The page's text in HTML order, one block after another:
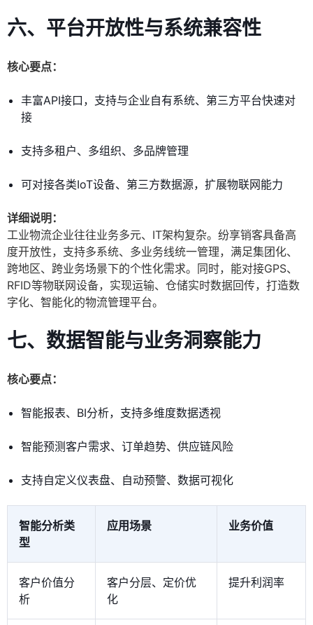
六、平台开放性与系统兼容性
核心要点：
丰富API接口，支持与企业自有系统、第三方平台快速对
接
支持多租户、多组织、多品牌管理
可对接各类IoT设备、第三方数据源，扩展物联网能力
详细说明：
工业物流企业往往业务多元、IT架构复杂。纷享销客具备高
度开放性，支持多系统、多业务线统一管理，满足集团化、
跨地区、跨业务场景下的个性化需求。同时，能对接GPS、
RFID等物联网设备，实现运输、仓储实时数据回传，打造数
字化、智能化的物流管理平台。
七、数据智能与业务洞察能力
核心要点：
智能报表、BI分析，支持多维度数据透视
智能预测客户需求、订单趋势、供应链风险
支持自定义仪表盘、自动预警、数据可视化
智能分析类
型
应用场景 业务价值
客户价值分
析
客户分层、定价优
化
提升利润率